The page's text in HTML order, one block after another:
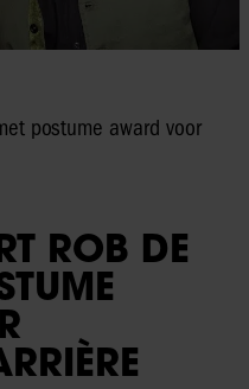
postume award voor
ROB DE